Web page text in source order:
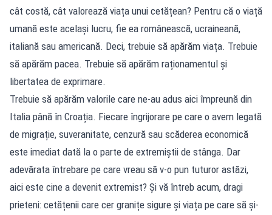
cât costă, cât valorează viața unui cetățean? Pentru că o viață
umană este același lucru, fie ea românească, ucraineană,
italiană sau americană. Deci, trebuie să apărăm viața. Trebuie
să apărăm pacea. Trebuie să apărăm raționamentul și
libertatea de exprimare.
Trebuie să apărăm valorile care ne-au adus aici împreună din
Italia până în Croația. Fiecare îngrijorare pe care o avem legată
de migrație, suveranitate, cenzură sau scăderea economică
este imediat dată la o parte de extremiștii de stânga. Dar
adevărata întrebare pe care vreau să v-o pun tuturor astăzi,
aici este cine a devenit extremist? Și vă întreb acum, dragi
prieteni: cetățenii care cer granițe sigure și viața pe care să și-